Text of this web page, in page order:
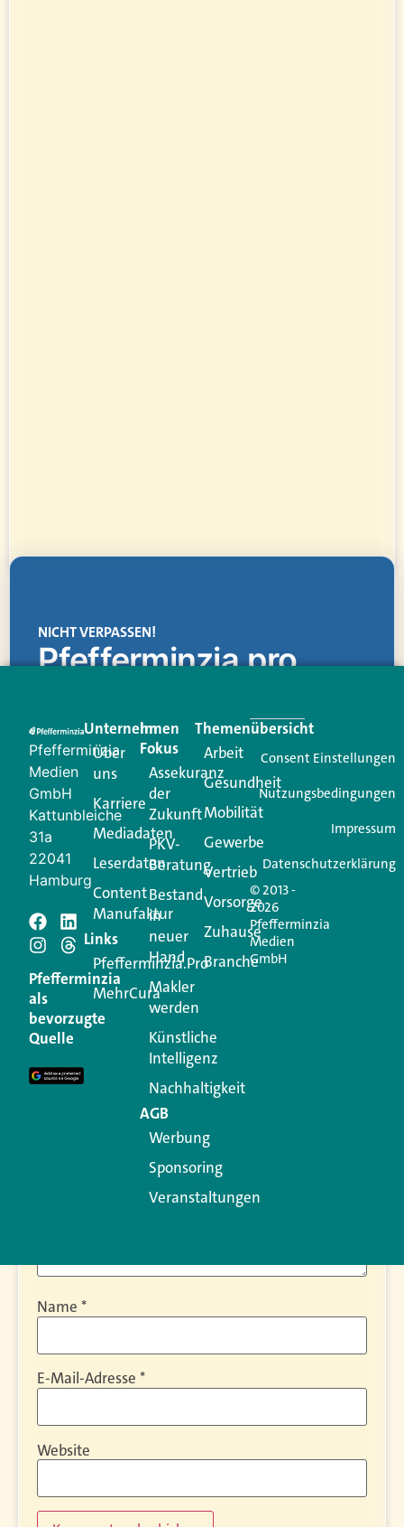
NICHT VERPASSEN!
Pfefferminzia.pro
Creator für Ihre Kundenkommunikation. Alles, was
Ihren Vertriebsalltag leichter macht. Mit nur einem
Login.
Jetzt anmelden
Schreiben Sie einen
Kommentar
Ihre E-Mail-Adresse wird nicht veröffentlicht.
Erforderliche Felder sind mit
Kommentar
Name *
E-Mail-Adresse *
Website
Pfefferminzia
Medien
GmbH
Kattunbleiche
31a
22041
Hamburg
Pfefferminzia
als
bevorzugte
Quelle
Unternehmen
Über
uns
Karriere
Mediadaten
Leserdaten
Content
Manufaktur
Links
Pfefferminzia.Pro
MehrCura
Im
Fokus
Assekuranz
der
Zukunft
PKV-
Beratung
Bestand
in
neuer
Hand
Makler
werden
Künstliche
Intelligenz
Nachhaltigkeit
AGB
Werbung
Sponsoring
Veranstaltungen
Themenübersicht
Arbeit
Gesundheit
Mobilität
Gewerbe
Vertrieb
Vorsorge
Zuhause
Branche
© 2013 -
2026
Pfefferminzia
Medien
GmbH
Consent Einstellungen
Nutzungsbedingungen
Impressum
Datenschutzerklärung